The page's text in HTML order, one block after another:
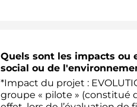
Quels sont les impacts ou
social ou de
*Impact du projet :
groupe « pilote » (constitué